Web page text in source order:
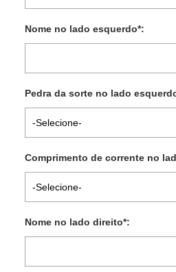
Nome no lado esquerdo*:
Pedra da sorte no lado
-Selecione-
Comprimento de corrente no
-Selecione-
Nome no lado direito*: